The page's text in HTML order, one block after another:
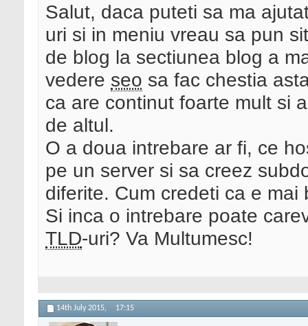
Salut, daca puteti sa ma
uri si in meniu vreau sa pun
de blog la sectiunea blog a
vedere seo sa fac chestia
ca are continut foarte mult si
de altul.
O a doua intrebare ar fi, ce
pe un server si sa creez
diferite. Cum credeti ca e
Si inca o intrebare poate
TLD-uri? Va Multumesc!
14th July 2015, 17:15